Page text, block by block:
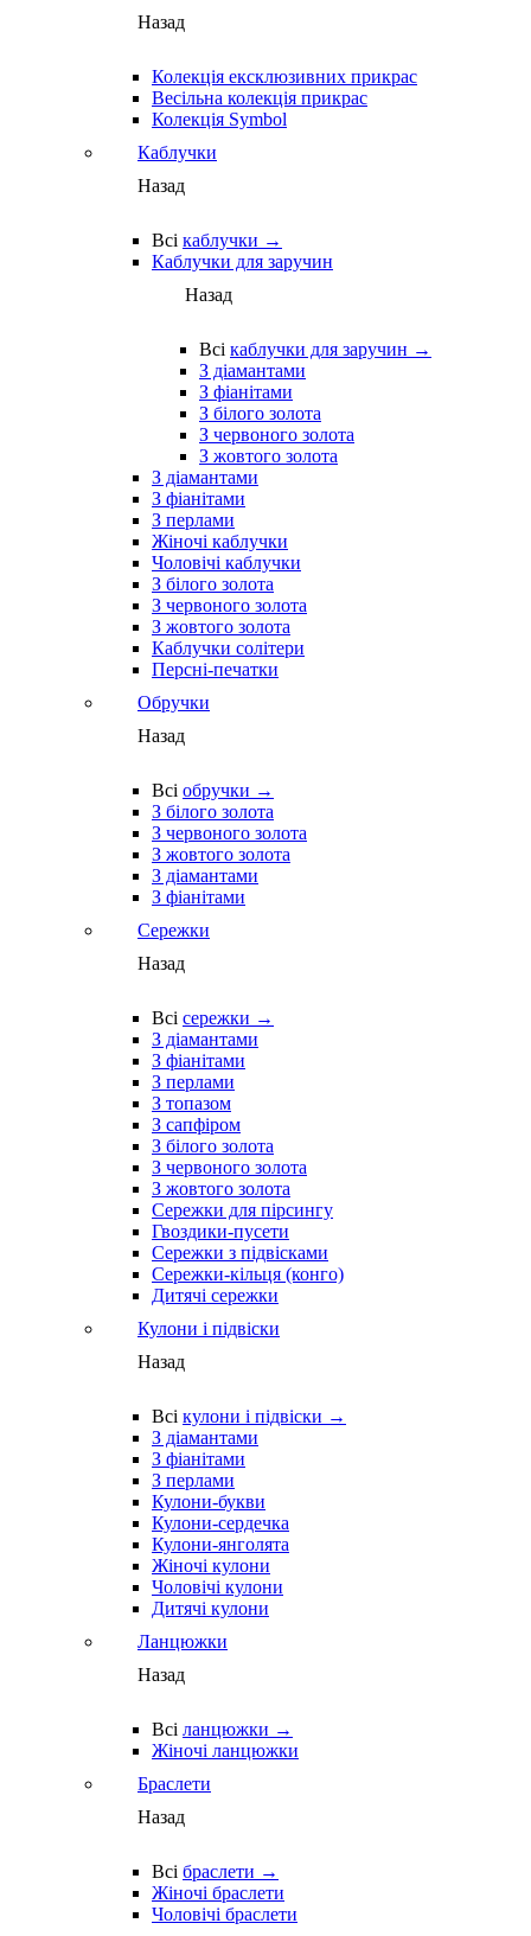
Назад
Колекція ексклюзивних прикрас
Весільна колекція прикрас
Колекція Symbol
Каблучки
Назад
Всі каблучки →
Каблучки для заручин
Назад
Всі каблучки для заручин →
З діамантами
З фіанітами
З білого золота
З червоного золота
З жовтого золота
З діамантами
З фіанітами
З перлами
Жіночі каблучки
Чоловічі каблучки
З білого золота
З червоного золота
З жовтого золота
Каблучки солітери
Персні-печатки
Обручки
Назад
Всі обручки →
З білого золота
З червоного золота
З жовтого золота
З діамантами
З фіанітами
Сережки
Назад
Всі сережки →
З діамантами
З фіанітами
З перлами
З топазом
З сапфіром
З білого золота
З червоного золота
З жовтого золота
Сережки для пірсингу
Гвоздики-пусети
Сережки з підвісками
Сережки-кільця (конго)
Дитячі сережки
Кулони і підвіски
Назад
Всі кулони і підвіски →
З діамантами
З фіанітами
З перлами
Кулони-букви
Кулони-сердечка
Кулони-янголята
Жіночі кулони
Чоловічі кулони
Дитячі кулони
Ланцюжки
Назад
Всі ланцюжки →
Жіночі ланцюжки
Браслети
Назад
Всі браслети →
Жіночі браслети
Чоловічі браслети